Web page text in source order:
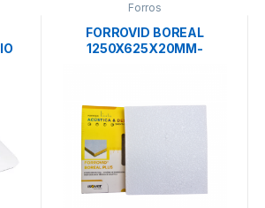
Forros
FORROVID BOREAL
1250X625X20MM-